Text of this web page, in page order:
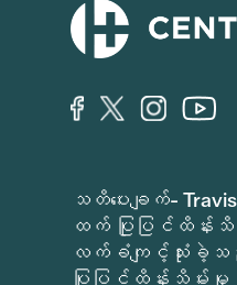
သတိပေးချက်-
ထက် ပြုပြင်ထိန်
လက်ခံကျင့်သုံးခဲ့သ
ပြုပြင်ထိန်းသိမ်း